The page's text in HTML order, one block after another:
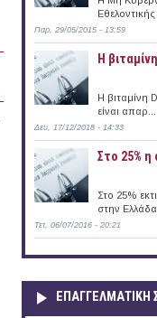
Εθελοντικής
Παρ, 29/05/2015 - 13:59
Η
Η βιταμίνη
είναι απαρ...
Δευ, 17/12/2018 - 14:33
Στο 25%
Στο 25%
στην
Τετ, 06/07/2016 - 20:21
ΕΠΑΓΓΕΛΜΑΤΙΚΉ